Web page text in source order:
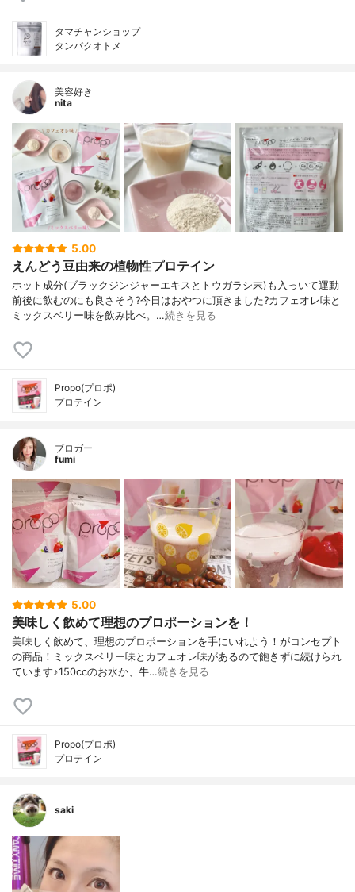
タマチャンショップ
タンパクオトメ
美容好き
nita
5.00
えんどう豆由来の植物性プロテイン
ホット成分(ブラックジンジャーエキスとトウガラシ末)も入っいて運動
前後に飲むのにも良さそう?今日はおやつに頂きました?カフェオレ味と
ミックスベリー味を飲み比べ。…続きを見る
Propo(プロポ)
プロテイン
ブロガー
fumi
5.00
美味しく飲めて理想のプロポーションを！
美味しく飲めて、理想のプロポーションを手にいれよう！がコンセプト
の商品！ミックスベリー味とカフェオレ味があるので飽きずに続けられ
ています♪150ccのお水か、牛…続きを見る
Propo(プロポ)
プロテイン
saki